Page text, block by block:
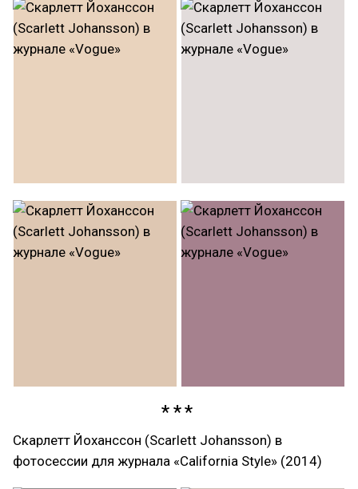
Скарлетт Йоханссон (Scarlett Johansson) в
фотосессии для журнала «California Style» (2014)